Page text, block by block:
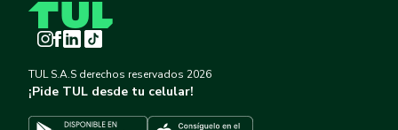
Instagram
Facebook
LinkedInTikTok
TUL S.A.S derechos reservados 2026
¡Pide TUL desde tu celular!